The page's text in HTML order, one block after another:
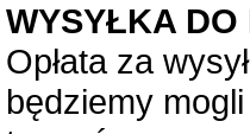
WYSYŁKA
Opłata za
będziemy